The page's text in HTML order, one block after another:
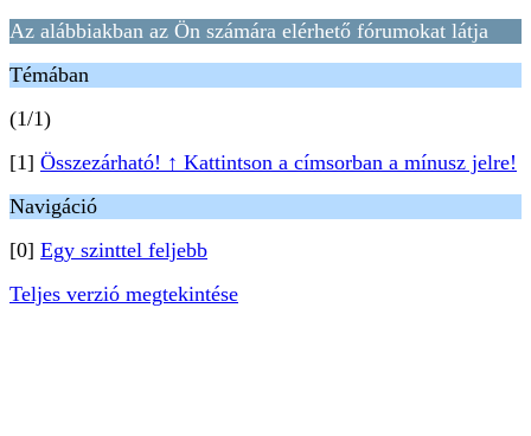
Az alábbiakban az Ön számára elérhető fórumokat látja
Témában
(1/1)
[1] Összezárható! ↑ Kattintson a címsorban a mínusz jelre!
Navigáció
[0] Egy szinttel feljebb
Teljes verzió megtekintése